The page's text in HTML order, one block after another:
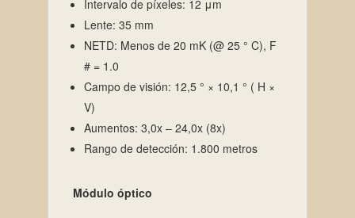
Intervalo de píxeles: 12 μm
Lente: 35 mm
NETD: Menos de 20 mK (@ 25 ° C), F
# = 1.0
Campo de visión: 12,5 ° × 10,1 ° ( H ×
V)
Aumentos: 3,0x – 24,0x (8x)
Rango de detección: 1.800 metros
Módulo óptico